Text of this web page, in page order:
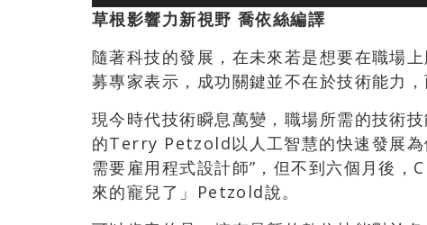
草根影響力新視野 喬依絲編譯
隨著科技的發展，在未來若是想要在職場
募專家表示，成功關鍵並不在於技術能力，
現今時代技術瞬息萬變，職場所需的技術
的Terry Petzold以人工智慧的快速發展為
需要雇用程式設計師”，但不到六個月後
來的寵兒了」Petzold說。